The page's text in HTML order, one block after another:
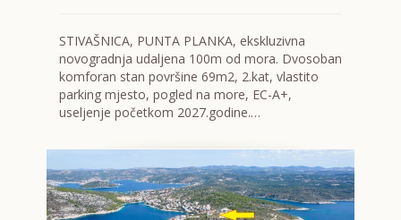
STIVAŠNICA, PUNTA PLANKA, ekskluzivna
novogradnja udaljena 100m od mora. Dvosoban
komforan stan površine 69m2, 2.kat, vlastito
parking mjesto, pogled na more, EC-A+,
useljenje početkom 2027.godine.…